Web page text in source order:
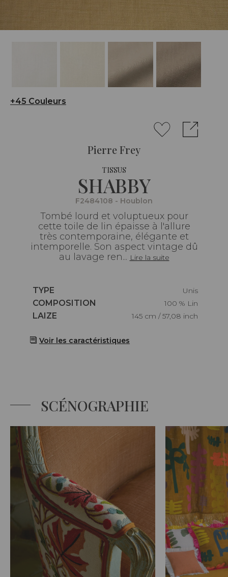
+45 Couleurs
Pierre Frey
TISSUS
SHABBY
F2484108 - Houblon
Tombé lourd et voluptueux pour
cette toile de lin épaisse à l'allure
très contemporaine, élégante et
intemporelle. Son aspect vintage dû
au lavage ren... Lire la suite
Caractéristiques
TYPE
Unis
Caractéristiques
COMPOSITION
100 % Lin
Caractéristiques
LAIZE 145 cm / 57,08 inch
Voir les caractéristiques
SCÉNOGRAPHIE